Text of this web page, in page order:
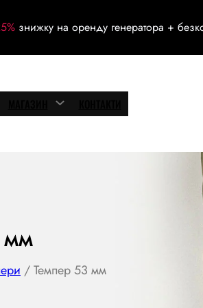
знижку на оренду генератора +
мм
/ Темпер 53 мм